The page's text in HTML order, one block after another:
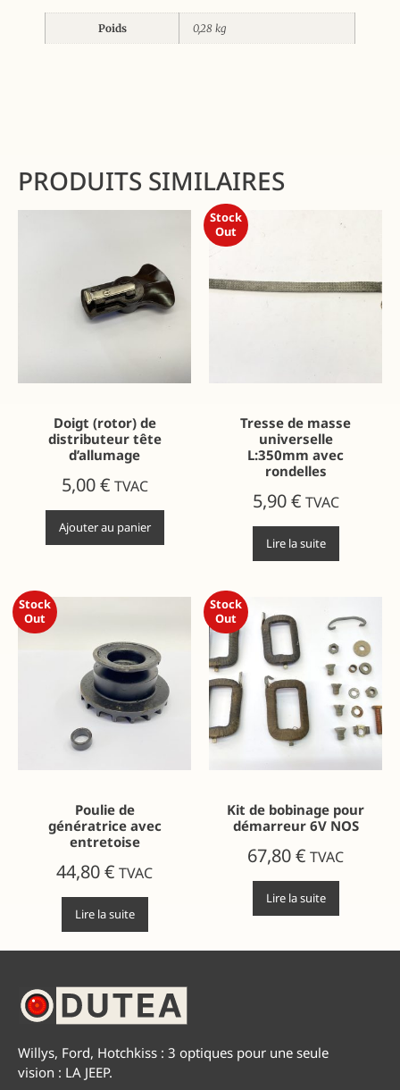
Poids 0,28 kg
PRODUITS SIMILAIRES
Doigt (rotor) de
distributeur tête
d’allumage
5,00€ TVAC
Ajouter au panier
Stock
Out
Tresse de masse
universelle
L:350mm avec
rondelles
5,90€ TVAC
Lire la suite
Stock
Out
Poulie de
génératrice avec
entretoise
44,80€ TVAC
Lire la suite
Stock
Out
Kit de bobinage pour
démarreur 6V NOS
67,80€ TVAC
Lire la suite
Willys, Ford, Hotchkiss : 3 optiques pour une seule
vision : LA JEEP.